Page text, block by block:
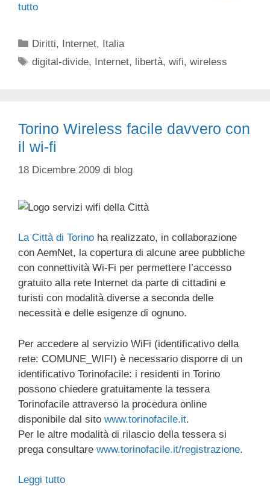
tutto
Categorie
Diritti, Internet, Italia
Tag
digital-divide, Internet, libertà,wifi,wireless
Torino Wireless facile davvero con
il wi-fi
18 Dicembre 2009 di blog
La Città di Torino ha realizzato, in collaborazione
con AemNet, la copertura di alcune aree pubbliche
con connettività Wi-Fi per permettere l’accesso
gratuito alla rete Internet da parte di cittadini e
turisti con modalità diverse a seconda delle
necessità e delle esigenze di ognuno.
Per accedere al servizio WiFi (identificativo della
rete: COMUNE_WIFI) è necessario disporre di un
identificativo Torinofacile: i residenti in Torino
possono chiedere gratuitamente la tessera
Torinofacile attraverso la procedura online
disponibile dal sito www.torinofacile.it.
Per le altre modalità di rilascio della tessera si
prega consultare www.torinofacile.it/registrazione.
Leggi tutto